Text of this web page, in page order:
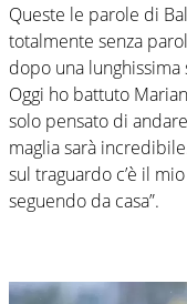
Queste le parole di
totalmente senza
dopo una lunghissima
Oggi ho battuto
solo pensato di
maglia sarà
sul traguardo c’è il
seguendo da casa”.